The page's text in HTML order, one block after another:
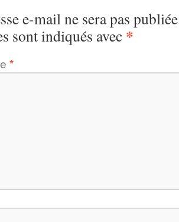
e-mail ne sera pas
sont indiqués avec *
*